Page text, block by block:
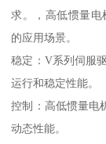
求。，高低惯量电
的应用场景。
稳定：V系列伺服
运行和稳定性能。
控制：高低惯量电
动态性能。